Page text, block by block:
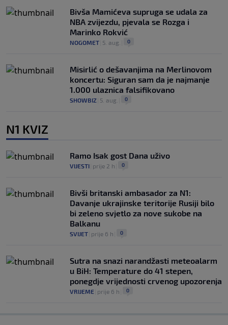
Bivša Mamićeva supruga se udala za
NBA zvijezdu, pjevala se Rozga i
Marinko Rokvić
NOGOMET 5. aug. 0
Misirlić o dešavanjima na Merlinovom
koncertu: Siguran sam da je najmanje
1.000 ulaznica falsifikovano
SHOWBIZ 5. aug. 0
N1 KVIZ
Ramo Isak gost Dana uživo
VIJESTI prije 2 h 0
Bivši britanski ambasador za N1:
Davanje ukrajinske teritorije Rusiji bilo
bi zeleno svjetlo za nove sukobe na
Balkanu
SVIJET prije 6 h 0
Sutra na snazi narandžasti meteoalarm
u BiH: Temperature do 41 stepen,
ponegdje vrijednosti crvenog upozorenja
VRIJEME prije 6 h 0